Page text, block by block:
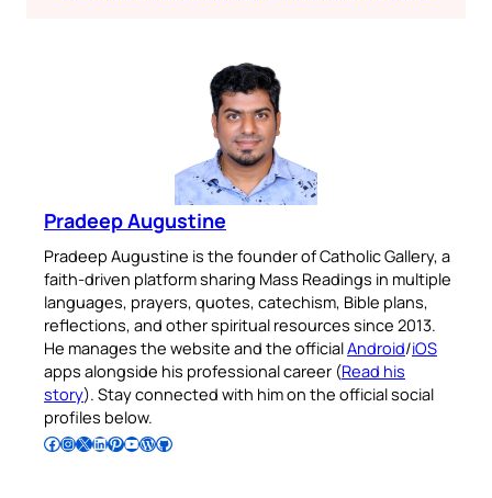
Pradeep Augustine
Pradeep Augustine is the founder of Catholic Gallery, a
faith-driven platform sharing Mass Readings in multiple
languages, prayers, quotes, catechism, Bible plans,
reflections, and other spiritual resources since 2013.
He manages the website and the officialAndroid/iOS
apps alongside his professional career (Read his
story). Stay connected with him on the official social
profiles below.
Follow Pradeep on Facebook Follow Pradeep on InstagramFollow Pradeep on X Follow Pradeep on LinkedIn Follow Pradeep on Pinterest Subscribe to Pradeep’s Youtube Channel Follow Pradeep on WordPress Follow Pradeep on GitHub